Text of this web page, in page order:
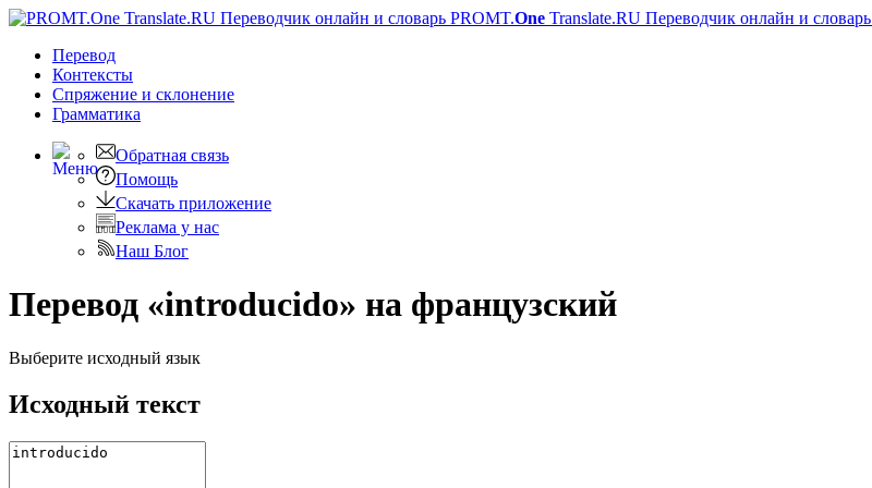
PROMT.One Translate.RU Переводчик онлайн и словарь
Перевод
Контексты
Спряжение и склонение
Грамматика
Обратная связь
Помощь
Скачать приложение
Реклама у нас
Наш Блог
Перевод «introducido» на французский
Выберите исходный язык
Исходный текст